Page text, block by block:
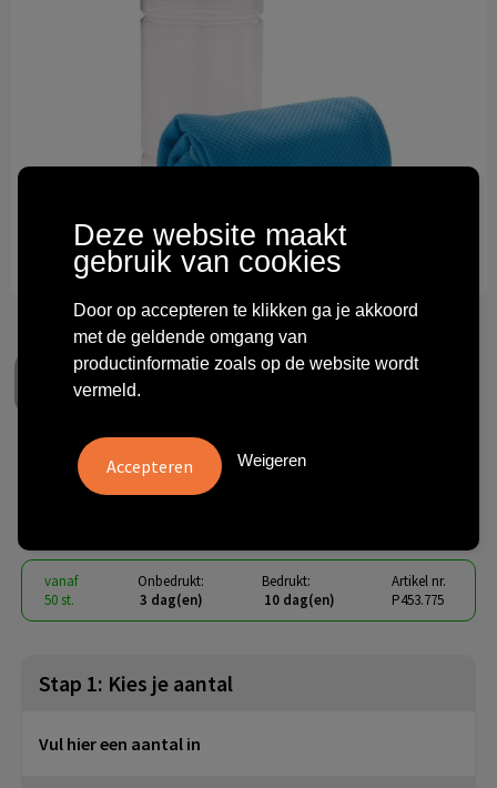
Technologie & gadgets
Cooling handdoek
vanaf
50 st.
Onbedrukt:
3 dag(en)
Bedrukt:
10 dag(en)
Artikel nr.
P453.775
Stap 1: Kies je aantal
Vul hier een aantal in
Deze website maakt
gebruik van cookies
Door op accepteren te klikken ga je akkoord
met de geldende omgang van
productinformatie zoals op de website wordt
vermeld.
Weigeren